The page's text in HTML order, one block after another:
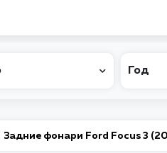
Год
Задние фонари Ford Focus 3